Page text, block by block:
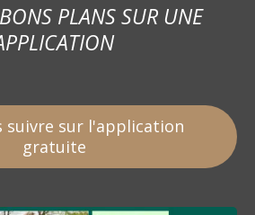
PLANS SUR UNE
suivre sur l'application
gratuite